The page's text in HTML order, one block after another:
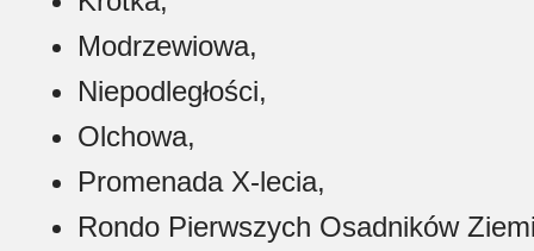
Modrzewiowa,
Niepodległości,
Olchowa,
Promenada X-lecia,
Rondo Pierwszych Osadników